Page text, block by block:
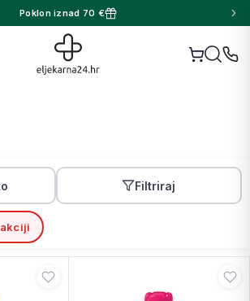
Poklon iznad 70 €
Filtriraj